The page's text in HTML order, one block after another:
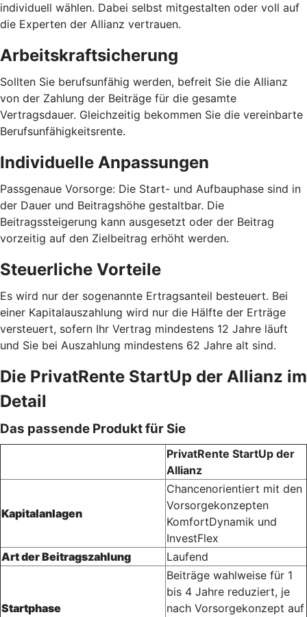
individuell wählen. Dabei selbst mitgestalten oder voll auf
die Experten der Allianz vertrauen.
Arbeitskraftsicherung
Sollten Sie berufsunfähig werden, befreit Sie die Allianz
von der Zahlung der Beiträge für die gesamte
Vertragsdauer. Gleichzeitig bekommen Sie die vereinbarte
Berufsunfähigkeitsrente.
Individuelle Anpassungen
Passgenaue Vorsorge: Die Start- und Aufbauphase sind in
der Dauer und Beitragshöhe gestaltbar. Die
Beitragssteigerung kann ausgesetzt oder der Beitrag
vorzeitig auf den Zielbeitrag erhöht werden.
Steuerliche Vorteile
Es wird nur der sogenannte Ertragsanteil besteuert. Bei
einer Kapitalauszahlung wird nur die Hälfte der Erträge
versteuert, sofern Ihr Vertrag mindestens 12 Jahre läuft
und Sie bei Auszahlung mindestens 62 Jahre alt sind.
Die PrivatRente StartUp der Allianz im
Detail
Das passende Produkt für Sie
PrivatRente StartUp der
Allianz
Kapitalanlagen
Chancenorientiert mit den
Vorsorgekonzepten
KomfortDynamik und
InvestFlex
Art der Beitragszahlung
Laufend
Startphase
Beiträge wahlweise für 1
bis 4 Jahre reduziert, je
nach Vorsorgekonzept auf